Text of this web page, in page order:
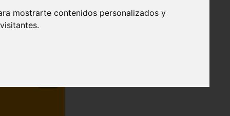
mostrarte contenidos personalizados y